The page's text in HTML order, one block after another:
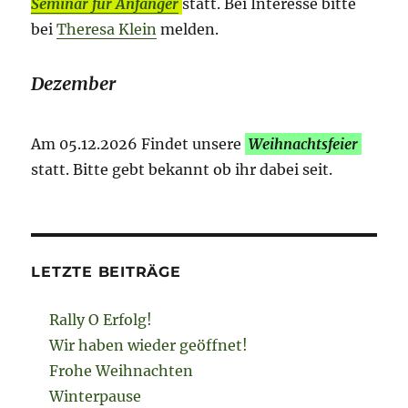
Seminar für Anfänger statt. Bei Interesse bitte
beiTheresa Klein melden.
Dezember
Am 05.12.2026 Findet unsere Weihnachtsfeier
statt. Bitte gebt bekannt ob ihr dabei seit.
LETZTE BEITRÄGE
Rally O Erfolg!
Wir haben wieder geöffnet!
Frohe Weihnachten
Winterpause